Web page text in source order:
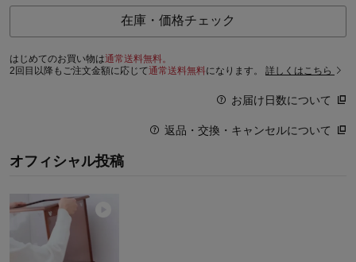
在庫・価格チェック
はじめてのお買い物は通常送料無料。
2回目以降もご注文金額に応じて通常送料無料になります。 詳しくはこちら
お届け日数について
返品・交換・キャンセルについて
オフィシャル投稿